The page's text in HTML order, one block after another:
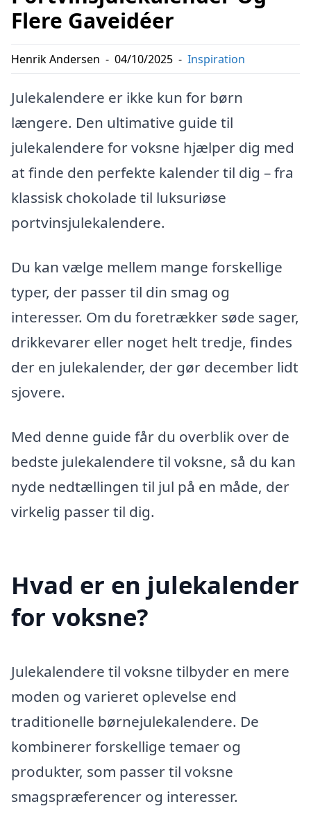
Flere Gaveidéer
Henrik Andersen - 04/10/2025 - Inspiration
Julekalendere er ikke kun for børn
længere. Den ultimative guide til
julekalendere for voksne hjælper dig med
at finde den perfekte kalender til dig – fra
klassisk chokolade til luksuriøse
portvinsjulekalendere.
Du kan vælge mellem mange forskellige
typer, der passer til din smag og
interesser. Om du foretrækker søde sager,
drikkevarer eller noget helt tredje, findes
der en julekalender, der gør december lidt
sjovere.
Med denne guide får du overblik over de
bedste julekalendere til voksne, så du kan
nyde nedtællingen til jul på en måde, der
virkelig passer til dig.
Hvad er en julekalender
for voksne?
Julekalendere til voksne tilbyder en mere
moden og varieret oplevelse end
traditionelle børnejulekalendere. De
kombinerer forskellige temaer og
produkter, som passer til voksne
smagspræferencer og interesser.